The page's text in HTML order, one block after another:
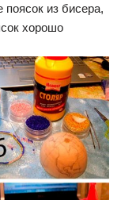
из бисера,
хорошо